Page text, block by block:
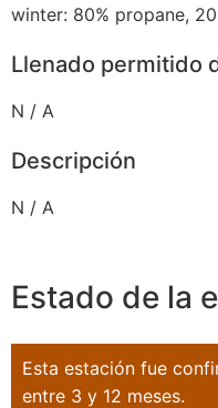
winter: 80% propane,
Llenado permitido
N / A
Descripción
N / A
Estado de la
Esta estación fue
entre 3 y 12 meses.